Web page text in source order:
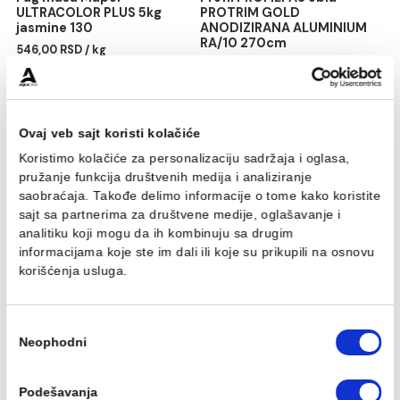
Koristimo kolačiće za personalizaciju sadržaja i oglasa,
saobraćaja. Takođe delimo informacije o tome kako
Fug masa Mapei
ULTRACOLOR PLUS 5kg
jasmine 130
546,00 RSD / kg
Profil PROFILPAS obla
PROTRIM GOLD
ANODIZIRANA
RA/10 270cm
1.870,00 RSD / kom